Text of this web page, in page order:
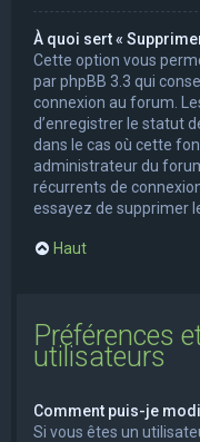
À quoi sert «
Cette option vous
par phpBB 3.3 qui
connexion au forum.
d’enregistrer le statut
dans le cas où cette
administrateur du
récurrents de
essayez de supprimer
Haut
Préférences
utilisateurs
Comment puis-je
Si vous êtes un